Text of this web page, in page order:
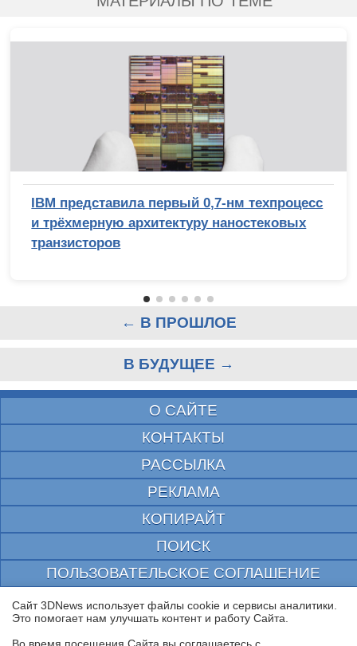
IBM представила первый 0,7-нм техпроцесс
и трёхмерную архитектуру наностековых
транзисторов
← В ПРОШЛОЕ
В БУДУЩЕЕ →
О САЙТЕ
КОНТАКТЫ
РАССЫЛКА
РЕКЛАМА
КОПИРАЙТ
ПОИСК
ПОЛЬЗОВАТЕЛЬСКОЕ СОГЛАШЕНИЕ
ЗАЩИЩЕНО CURATOR
© 1997—2026 Электронное периодическое издание "3ДНьюс" | Свидетельство о
Сайт 3DNews использует файлы cookie и сервисы аналитики.
Это помогает нам улучшать контент и работу Cайта.